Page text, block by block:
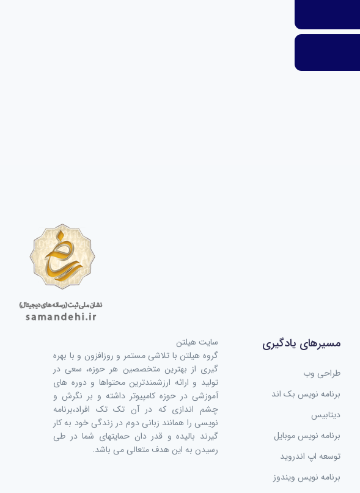
مسیرهای یادگیری
طراحی وب
برنامه نویس بک اند
دیتابیس
برنامه نویس موبایل
توسعه اپ اندروید
برنامه نویس ویندوز
سایت هیلتن
گروه هیلتن با تلاشی مستمر و روزافزون و با بهره
گیری از بهترین متخصصین هر حوزه، سعی در
تولید و ارائه ارزشمندترین محتواها و دوره های
آموزشی در حوزه کامپیوتر داشته و بر نگرش و
چشم اندازی که در آن تک تک افراد،برنامه
نویسی را همانند زبانی دوم در زندگی خود به کار
گیرند بالیده و قدر دان حمایتهای شما در طی
رسیدن به این هدف متعالی می باشد.